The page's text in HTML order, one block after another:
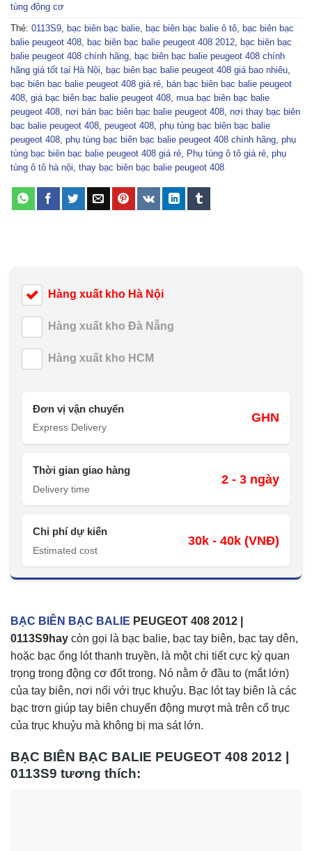
tùng động cơ
Thẻ: 0113S9 bạc biên bạc balie bạc biên bạc balie ô tô bạc biên bạc
balie peugeot 408 bạc biên bạc balie peugeot 408 2012 bạc biên bạc
balie peugeot 408 chính hãng bạc biên bạc balie peugeot 408 chính
hãng giá tốt tại Hà Nội bạc biên bạc balie peugeot 408 giá bao nhiêu
bạc biên bạc balie peugeot 408 giá rẻ bán bạc biên bạc balie peugeot
408 giá bạc biên bạc balie peugeot 408 mua bạc biên bạc balie
peugeot 408 nơi bán bạc biên bạc balie peugeot 408 nơi thay bạc biên
bạc balie peugeot 408 peugeot 408 phụ tùng bạc biên bạc balie
peugeot 408 phụ tùng bạc biên bạc balie peugeot 408 chính hãng phụ
tùng bạc biên bạc balie peugeot 408 giá rẻ Phụ tùng ô tô giá rẻ phụ
tùng ô tô hà nội thay bạc biên bạc balie peugeot 408
Hàng xuất kho Hà Nội
Hàng xuất kho Đà Nẵng
Hàng xuất kho HCM
Đơn vị vận chuyển
Express Delivery
GHN
Thời gian giao hàng
Delivery time
2 - 3 ngày
Chi phí dự kiến
Estimated cost
30k - 40k (VNĐ)
BẠC BIÊN BẠC BALIE PEUGEOT 408 2012 |
0113S9hay còn gọi là bạc balie, bạc tay biên, bạc tay dên,
hoặc bạc ống lót thanh truyền, là một chi tiết cực kỳ quan
trọng trong động cơ đốt trong. Nó nằm ở đầu to (mắt lớn)
của tay biên, nơi nối với trục khuỷu. Bạc lót tay biên là các
bạc trơn giúp tay biên chuyển động mượt mà trên cổ trục
của trục khuỷu mà không bị ma sát lớn.
BẠC BIÊN BẠC BALIE PEUGEOT 408 2012 |
0113S9 tương thích: